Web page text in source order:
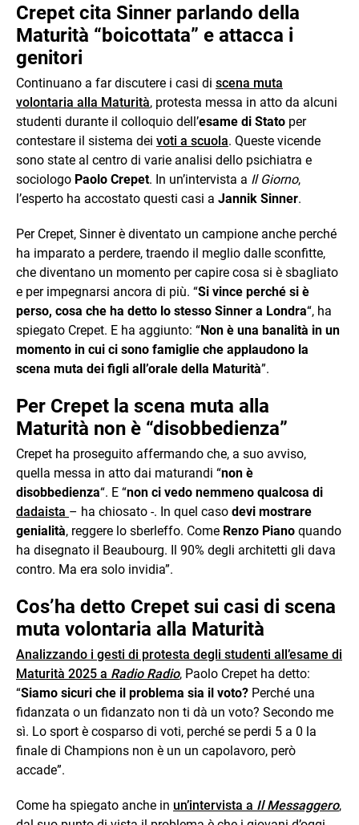
Crepet cita Sinner parlando della
Maturità “boicottata” e attacca i
genitori
Continuano a far discutere i casi di scena muta
volontaria alla Maturità, protesta messa in atto da alcuni
studenti durante il colloquio dell’esame di Stato per
contestare il sistema dei voti a scuola. Queste vicende
sono state al centro di varie analisi dello psichiatra e
sociologo Paolo Crepet. In un’intervista a Il Giorno,
l’esperto ha accostato questi casi a Jannik Sinner.
Per Crepet, Sinner è diventato un campione anche perché
ha imparato a perdere, traendo il meglio dalle sconfitte,
che diventano un momento per capire cosa si è sbagliato
e per impegnarsi ancora di più. “Si vince perché si è
perso, cosa che ha detto lo stesso Sinner a Londra“, ha
spiegato Crepet. E ha aggiunto: “Non è una banalità in un
momento in cui ci sono famiglie che applaudono la
scena muta dei figli all’orale della Maturità”.
Per Crepet la scena muta alla
Maturità non è “disobbedienza”
Crepet ha proseguito affermando che, a suo avviso,
quella messa in atto dai maturandi “non è
disobbedienza“. E “non ci vedo nemmeno qualcosa di
dadaista – ha chiosato -. In quel caso devi mostrare
genialità, reggere lo sberleffo. Come Renzo Piano quando
ha disegnato il Beaubourg. Il 90% degli architetti gli dava
contro. Ma era solo invidia”.
Cos’ha detto Crepet sui casi di scena
muta volontaria alla Maturità
Analizzando i gesti di protesta degli studenti all’esame di
Maturità 2025 a Radio Radio, Paolo Crepet ha detto:
“Siamo sicuri che il problema sia il voto? Perché una
fidanzata o un fidanzato non ti dà un voto? Secondo me
sì. Lo sport è cosparso di voti, perché se perdi 5 a 0 la
finale di Champions non è un un capolavoro, però
accade”.
Come ha spiegato anche in un’intervista a Il Messaggero,